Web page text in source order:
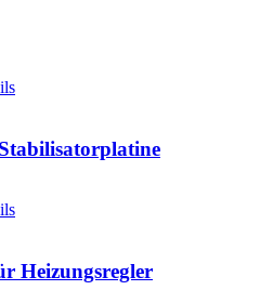
Heizungsregler